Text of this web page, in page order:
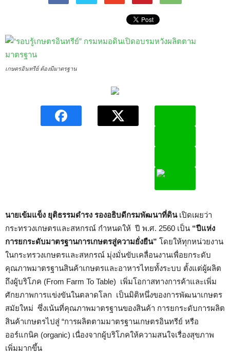
เกษตรอินทรีย์ ต้องมีมาตรฐาน
นายเข้มแข็ง ยุติธรรมดำรง รองอธิบดีกรมพัฒนาที่ดินเปิดเผยว่า
กระทรวงเกษตรและสหกรณ์ กำหนดให้ ปี พ.ศ. 2560 เป็น “ปีแห่ง
การยกระดับมาตรฐานการเกษตรสู่ความยั่งยืน” โดยให้ทุกหน่วยงาน
ในกระทรวงเกษตรและสหกรณ์ มุ่งมั่นขับเคลื่อนงานเพื่อยกระดับ
คุณภาพมาตรฐานสินค้าเกษตรและอาหารไทยทั้งระบบ ตั้งแต่ผู้ผลิต
ถึงผู้บริโภค (From Farm To Table) เพิ่มโอกาสทางการค้าและเพิ่ม
ศักยภาพการแข่งขันในตลาดโลก เป็นมิติหนึ่งของการพัฒนาเกษตร
สมัยใหม่ ซึ่งเน้นที่คุณภาพมาตรฐานของสินค้า การยกระดับการผลิต
สินค้าเกษตรไปสู่ “การผลิตตามมาตรฐานเกษตรอินทรีย์ หรือ
ออร์แกนิค (organic) เนื่องจากผู้บริโภคให้ความสนใจเรื่องสุขภาพ
เพิ่มมากขึ้น